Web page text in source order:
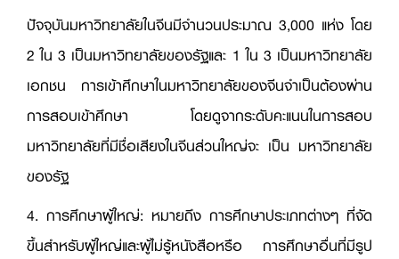
ปัจจุบันมหาวิทยาลัยในจีนมีจำนวนประมาณ 3,000 แห่ง โดย
2 ใน 3 เป็นมหาวิทยาลัยของรัฐและ 1 ใน 3 เป็นมหาวิทยาลัย
เอกชน การเข้าศึกษาในมหาวิทยาลัยของจีนจำเป็นต้องผ่าน
การสอบเข้าศึกษา โดยดูจากระดับคะแนนในการสอบ
มหาวิทยาลัยที่มีชื่อเสียงในจีนส่วนใหญ่จะ เป็น มหาวิทยาลัย
ของรัฐ
4. การศึกษาผู้ใหญ่: หมายถึง การศึกษาประเภทต่างๆ ที่จัด
ขึ้นสำหรับผู้ใหญ่และผู้ไม่รู้หนังสือหรือ การศึกษาอื่นที่มีรูป